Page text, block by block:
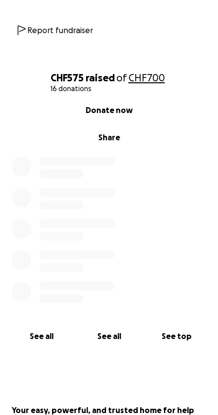
CHF575 raisedofCHF700
16 donations
Share
Donate now
See all See all See top
Report fundraiser
Your easy, powerful, and trusted home for help